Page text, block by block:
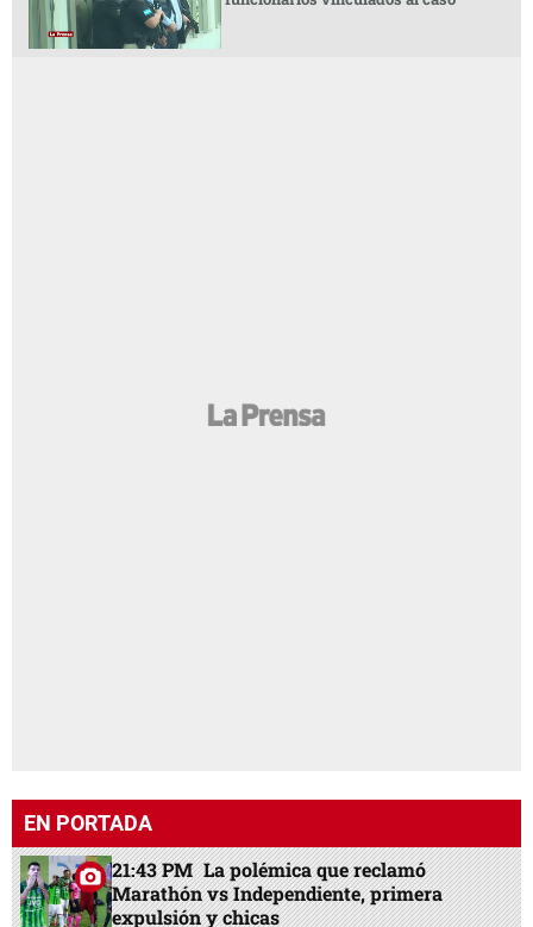
EN PORTADA
21:43 PM La polémica que reclamó
Marathón vs Independiente, primera
expulsión y chicas